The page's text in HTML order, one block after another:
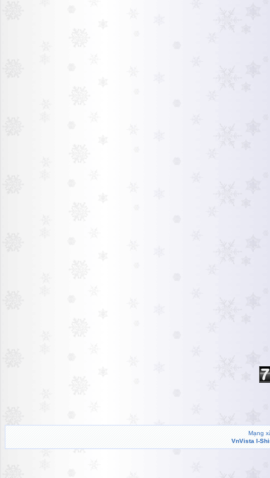
Mạng
VnVista I-